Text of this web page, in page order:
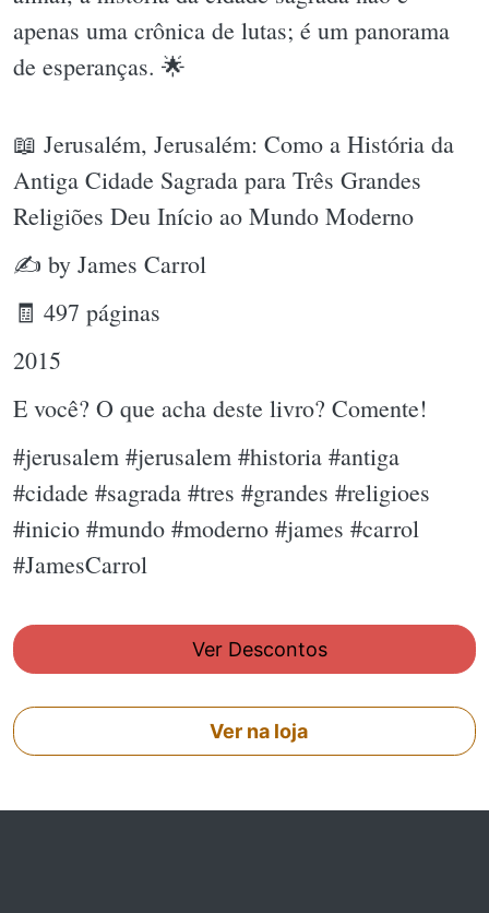
apenas uma crônica de lutas; é um panorama
de esperanças. 🌟
📖 Jerusalém, Jerusalém: Como a História da
Antiga Cidade Sagrada para Três Grandes
Religiões Deu Início ao Mundo Moderno
✍ by James Carrol
🧾 497 páginas
2015
E você? O que acha deste livro? Comente!
#jerusalem #jerusalem #historia #antiga
#cidade #sagrada #tres #grandes #religioes
#inicio #mundo #moderno #james #carrol
#JamesCarrol
Ver Descontos
Ver na loja